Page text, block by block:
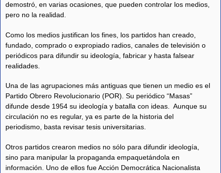
demostró, en varias ocasiones, que pueden controlar los medios,
pero no la realidad.
Como los medios justifican los fines, los partidos han creado,
fundado, comprado o expropiado radios, canales de televisión o
periódicos para difundir su ideología, fabricar y hasta falsear
realidades.
Una de las agrupaciones más antiguas que tienen un medio es el
Partido Obrero Revolucionario (POR). Su periódico “Masas”
difunde desde 1954 su ideología y batalla con ideas. Aunque su
circulación no es regular, ya es parte de la historia del
periodismo, basta revisar tesis universitarias.
Otros partidos crearon medios no sólo para difundir ideología,
sino para manipular la propaganda empaquetándola en
información. Uno de ellos fue Acción Democrática Nacionalista